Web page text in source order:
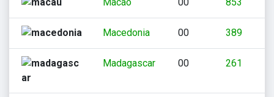
Macedonia 00 389
Madagascar 00 261